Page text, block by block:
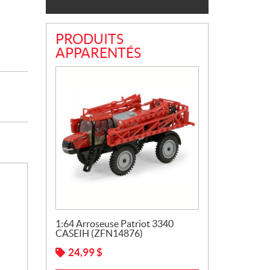
PRODUITS
APPARENTÉS
1:64 Arroseuse Patriot 3340
CASEIH (ZFN14876)
24,99$